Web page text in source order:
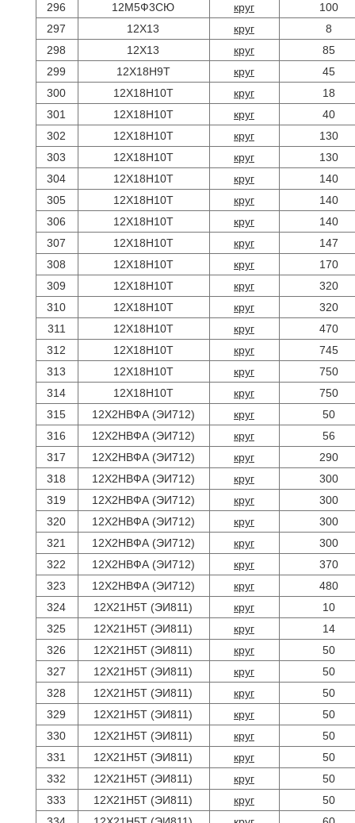
296
12М5Ф3СЮ круг
100
297
12Х13 круг
8
298
12Х13 круг
85
299
12Х18Н9Т круг
45
300
12Х18Н10Т круг
18
301
12Х18Н10Т круг
40
302
12Х18Н10Т круг
130
303
12Х18Н10Т круг
130
304
12Х18Н10Т круг
140
305
12Х18Н10Т круг
140
306
12Х18Н10Т круг
140
307
12Х18Н10Т круг
147
308
12Х18Н10Т круг
170
309
12Х18Н10Т круг
320
310
12Х18Н10Т круг
320
311
12Х18Н10Т круг
470
312
12Х18Н10Т круг
745
313
12Х18Н10Т круг
750
314
12Х18Н10Т круг
750
315
12Х2НВФА (ЭИ712) круг
50
316
12Х2НВФА (ЭИ712) круг
56
317
12Х2НВФА (ЭИ712) круг
290
318
12Х2НВФА (ЭИ712) круг
300
319
12Х2НВФА (ЭИ712) круг
300
320
12Х2НВФА (ЭИ712) круг
300
321
12Х2НВФА (ЭИ712) круг
300
322
12Х2НВФА (ЭИ712) круг
370
323
12Х2НВФА (ЭИ712) круг
480
324
12Х21Н5Т (ЭИ811) круг
10
325
12Х21Н5Т (ЭИ811) круг
14
326
12Х21Н5Т (ЭИ811) круг
50
327
12Х21Н5Т (ЭИ811) круг
50
328
12Х21Н5Т (ЭИ811) круг
50
329
12Х21Н5Т (ЭИ811) круг
50
330
12Х21Н5Т (ЭИ811) круг
50
331
12Х21Н5Т (ЭИ811) круг
50
332
12Х21Н5Т (ЭИ811) круг
50
333
12Х21Н5Т (ЭИ811) круг
50